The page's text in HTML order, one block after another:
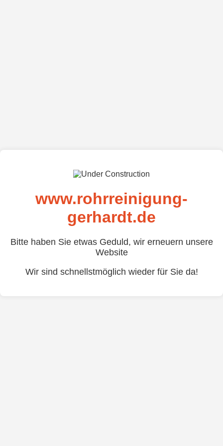
www.rohrreinigung-
gerhardt.de
Bitte haben Sie etwas Geduld, wir erneuern unsere
Website
Wir sind schnellstmöglich wieder für Sie da!